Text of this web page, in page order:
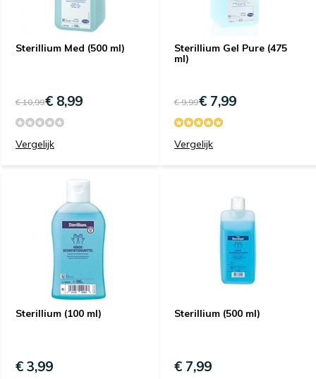
Sterillium Med (500 ml)
€ 10,99€ 8,99
Vergelijk
Sterillium Gel Pure (475
ml)
€ 9,99€ 7,99
Vergelijk
Sterillium (100 ml)
€ 3,99
Sterillium (500 ml)
€ 7,99